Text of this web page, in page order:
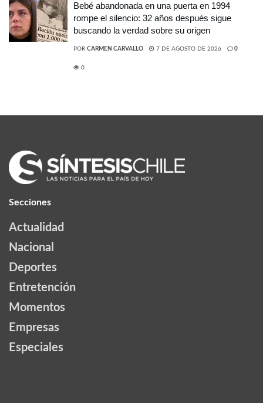
Bebé abandonada en una puerta en 1994
rompe el silencio: 32 años después sigue
buscando la verdad sobre su origen
POR CARMEN CARVALLO 7 DE AGOSTO DE 2026 0
0
Secciones
Actualidad
Nacional
Deportes
Entretención
Momentos
Empresas
Especiales